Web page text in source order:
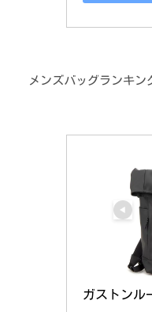
メンズバッグランキ
ガストンル